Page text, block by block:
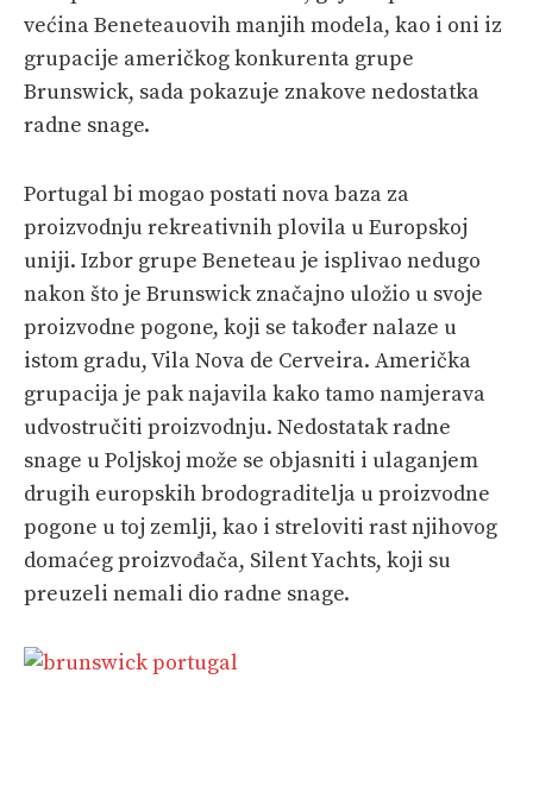
većina Beneteauovih manjih modela, kao i oni iz
grupacije američkog konkurenta grupe
Brunswick, sada pokazuje znakove nedostatka
radne snage.
Portugal bi mogao postati nova baza za
proizvodnju rekreativnih plovila u Europskoj
uniji. Izbor grupe Beneteau je isplivao nedugo
nakon što je Brunswick značajno uložio u svoje
proizvodne pogone, koji se također nalaze u
istom gradu, Vila Nova de Cerveira. Američka
grupacija je pak najavila kako tamo namjerava
udvostručiti proizvodnju. Nedostatak radne
snage u Poljskoj može se objasniti i ulaganjem
drugih europskih brodograditelja u proizvodne
pogone u toj zemlji, kao i streloviti rast njihovog
domaćeg proizvođača, Silent Yachts, koji su
preuzeli nemali dio radne snage.